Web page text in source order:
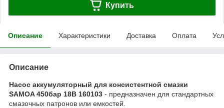
Купить
Описание Характеристики Доставка Оплата
Описание
Насос аккумуляторный для консистентной смазки
SAMOA 450бар 18В 160103 - предназначен для стандартных
смазочных патронов или емкостей.